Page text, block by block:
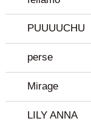
PUUUUCHU
perse
Mirage
LILY ANNA